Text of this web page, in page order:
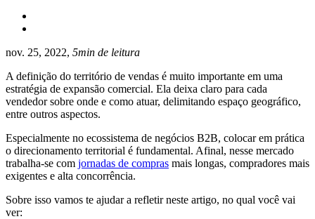
nov. 25, 2022, 5min de leitura
A definição do território de vendas é muito importante em uma
estratégia de expansão comercial. Ela deixa claro para cada
vendedor sobre onde e como atuar, delimitando espaço geográfico,
entre outros aspectos.
Especialmente no ecossistema de negócios B2B, colocar em prática
o direcionamento territorial é fundamental. Afinal, nesse mercado
trabalha-se com jornadas de compras mais longas, compradores mais
exigentes e alta concorrência.
Sobre isso vamos te ajudar a refletir neste artigo, no qual você vai
ver: